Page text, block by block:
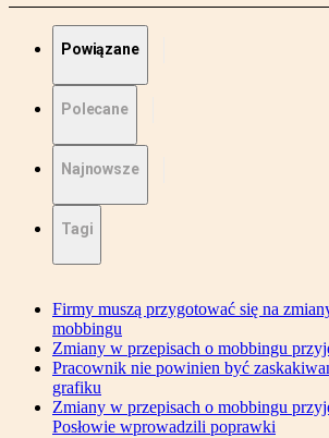
Powiązane
Polecane
Najnowsze
Tagi
Firmy muszą przygotować się na
mobbingu
Zmiany w przepisach o mobbingu
Pracownik nie powinien być
grafiku
Zmiany w przepisach o mobbingu
Posłowie wprowadzili poprawki